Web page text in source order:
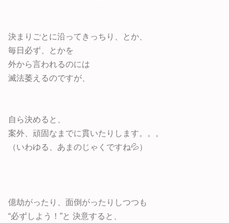
決まりごとに沿ってきっちり、とか、
毎日必ず、とかを
外から言われるのには
滅法萎えるのですが、
自ら決めると、
案外、頑固なまでに貫いたりします。。。
（いわゆる、あまのじゃくですね💦）
億劫がったり、面倒がったりしつつも
“必ずしよう！”と 決意すると、